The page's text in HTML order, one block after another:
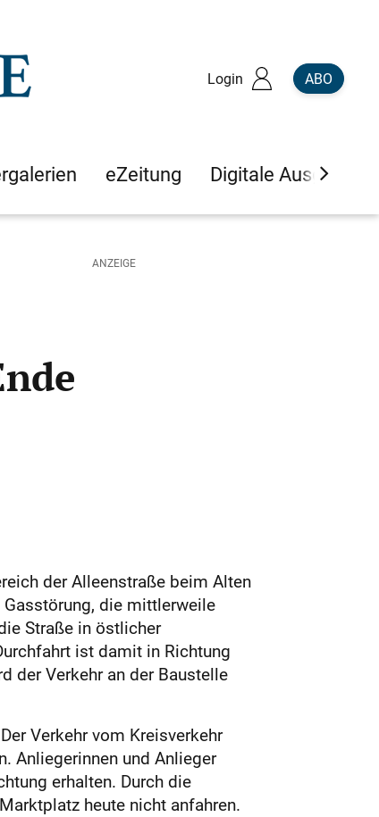
Login ABO
eZeitung Digitale Ausgaben
der Alleenstraße beim Alten
die mittlerweile
Straße in östlicher
ist damit in Richtung
der Verkehr an der Baustelle
Verkehr vom Kreisverkehr
Anliegerinnen und Anlieger
erhalten. Durch die
heute nicht anfahren.